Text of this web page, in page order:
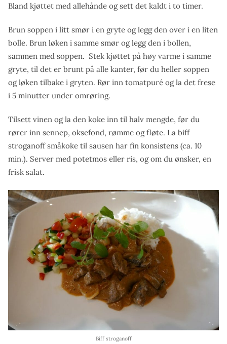
Bland kjøttet med allehånde og sett det kaldt i to timer.
Brun soppen i litt smør i en gryte og legg den over i en liten
bolle. Brun løken i samme smør og legg den i bollen,
sammen med soppen. Stek kjøttet på høy varme i samme
gryte, til det er brunt på alle kanter, før du heller soppen
og løken tilbake i gryten. Rør inn tomatpuré og la det frese
i 5 minutter under omrøring.
Tilsett vinen og la den koke inn til halv mengde, før du
rører inn sennep, oksefond, rømme og fløte. La biff
stroganoff småkoke til sausen har fin konsistens (ca. 10
min.). Server med potetmos eller ris, og om du ønsker, en
frisk salat.
Biff stroganoff